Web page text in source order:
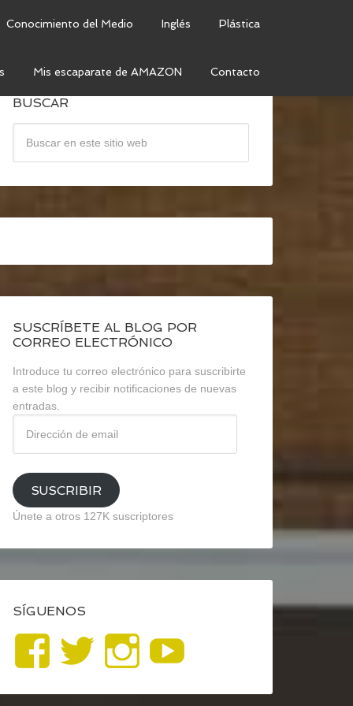
Conocimiento del Medio Inglés Plástica
Mis escaparate de AMAZON Contacto
BUSCAR
SUSCRÍBETE AL BLOG POR
CORREO ELECTRÓNICO
Introduce tu correo electrónico para suscribirte
a este blog y recibir notificaciones de nuevas
entradas.
email
SUSCRIBIR
Únete a otros 127K suscriptores
SÍGUENOS
Ver
perfil
Ver
perfil
Ver
perfil